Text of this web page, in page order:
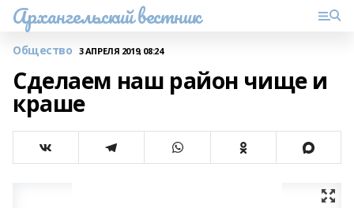
Архангельский вестник
Общество 3 АПРЕЛЯ 2019, 08:24
Сделаем наш район чище и
краше